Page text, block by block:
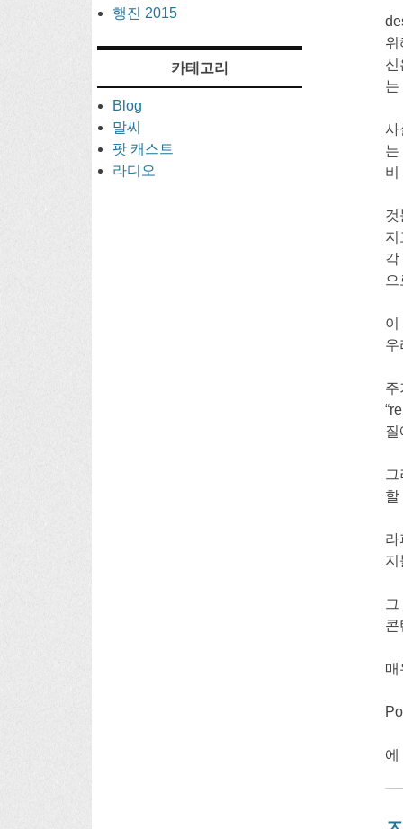
위
신
사
는
비
것
지
각
이
우
주
질
할
라
지
콘
매
행진 2015
카테고리
Blog
말씨
팟 캐스트
라디오